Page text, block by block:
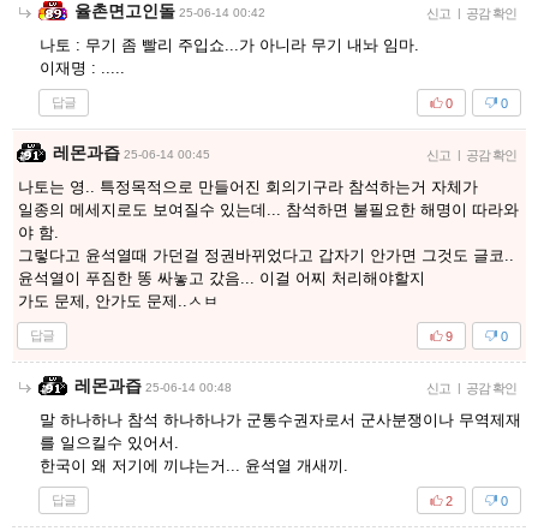
율촌면고인돌 25-06-14 00:42 신고 공감 확인
나토 : 무기 좀 빨리 주입쇼...가 아니라 무기 내놔 임마.
이재명 : .....
답글 0
0
레몬과즙 25-06-14 00:45 신고 공감 확인
나토는 영.. 특정목적으로 만들어진 회의기구라 참석하는거 자체가
일종의 메세지로도 보여질수 있는데... 참석하면 불필요한 해명이 따라와
야 함.
그렇다고 윤석열때 가던걸 정권바뀌었다고 갑자기 안가면 그것도 글코..
윤석열이 푸짐한 똥 싸놓고 갔음... 이걸 어찌 처리해야할지
가도 문제, 안가도 문제..ㅅㅂ
답글 0
9
레몬과즙 25-06-14 00:48 신고 공감 확인
말 하나하나 참석 하나하나가 군통수권자로서 군사분쟁이나 무역제재
를 일으킬수 있어서.
한국이 왜 저기에 끼냐는거... 윤석열 개새끼.
답글 0
2